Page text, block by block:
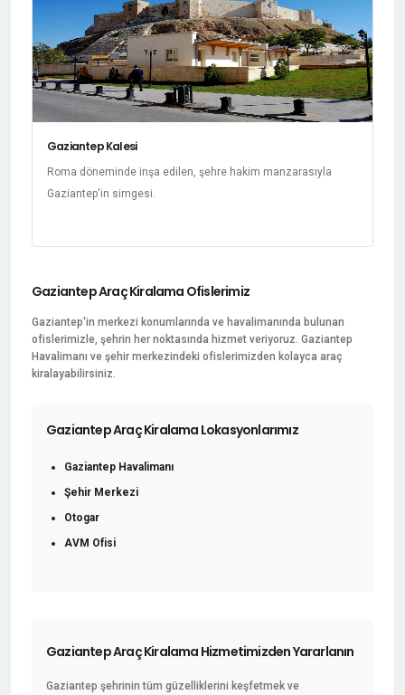
Gaziantep Kalesi
Roma döneminde inşa edilen, şehre hakim manzarasıyla
Gaziantep'in simgesi.
Gaziantep Araç Kiralama Ofislerimiz
Gaziantep'in merkezi konumlarında ve havalimanında bulunan
ofislerimizle, şehrin her noktasında hizmet veriyoruz. Gaziantep
Havalimanı ve şehir merkezindeki ofislerimizden kolayca araç
kiralayabilirsiniz.
Gaziantep Araç Kiralama Lokasyonlarımız
Gaziantep Havalimanı
Şehir Merkezi
Otogar
AVM Ofisi
Gaziantep Araç Kiralama Hizmetimizden Yararlanın
Gaziantep şehrinin tüm güzelliklerini keşfetmek ve